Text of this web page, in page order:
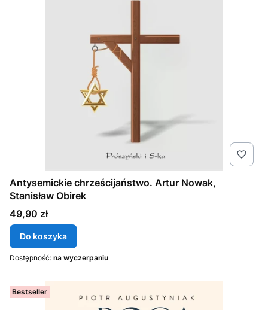
Antysemickie chrześcijaństwo. Artur Nowak,
Stanisław Obirek
Cena
49,90 zł
Do koszyka
Dostępność: na wyczerpaniu
Bestseller